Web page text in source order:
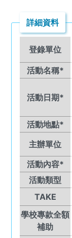
詳細資料
登錄單位
活動名稱*
活動日期*
活動地點*
主辦單位
活動內容*
活動類型
TAKE
學校專款全額
補助